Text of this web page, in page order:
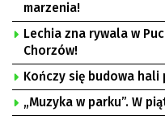
marzenia!
Lechia zna rywala w
Chorzów!
Kończy się budowa hali
„Muzyka w parku”. W